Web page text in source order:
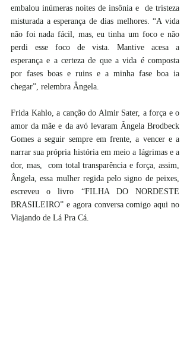
embalou inúmeras noites de insônia e  de tristeza
misturada a esperança de dias melhores. “A vida
não foi nada fácil, mas, eu tinha um foco e não
perdi esse foco de vista. Mantive acesa a
esperança e a certeza de que a vida é composta
por fases boas e ruins e a minha fase boa ia
chegar”, relembra Ângela.
Frida Kahlo, a canção do Almir Sater, a força e o
amor da mãe e da avó levaram Ângela Brodbeck
Gomes a seguir sempre em frente, a vencer e a
narrar sua própria história em meio a lágrimas e a
dor, mas,  com total transparência e força, assim,
Ângela, essa mulher regida pelo signo de peixes,
escreveu o livro “FILHA DO NORDESTE
BRASILEIRO” e agora conversa comigo aqui no
Viajando de Lá Pra Cá.